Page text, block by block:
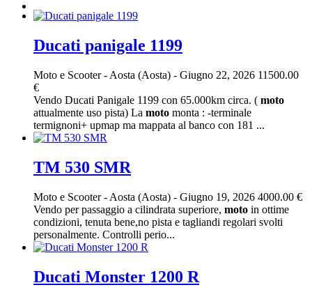
Ducati panigale 1199
Moto e Scooter- Aosta (Aosta) - Giugno 22, 2026 11500.00
€
Vendo Ducati Panigale 1199 con 65.000km circa. ( moto
attualmente uso pista) La moto monta : -terminale
termignoni+ upmap ma mappata al banco con 181 ...
TM 530 SMR
Moto e Scooter- Aosta (Aosta) - Giugno 19, 2026 4000.00 €
Vendo per passaggio a cilindrata superiore, moto in ottime
condizioni, tenuta bene,no pista e tagliandi regolari svolti
personalmente. Controlli perio...
Ducati Monster 1200 R